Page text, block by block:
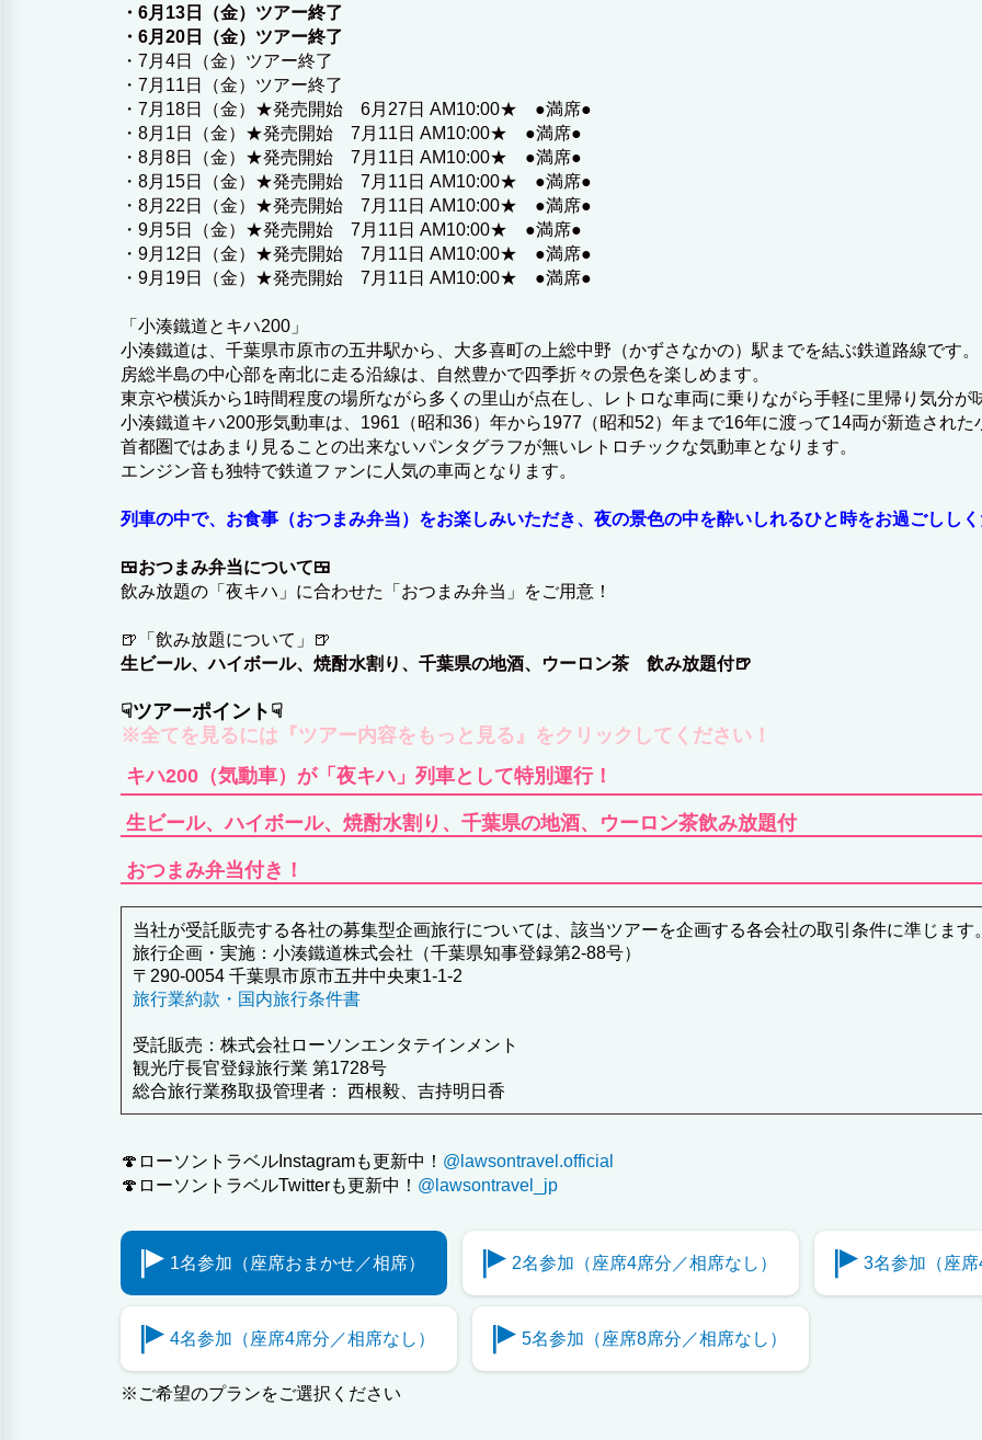
・6月13日（金）ツアー終了
・6月20日（金） ツアー終了
・7月4日（金） ツアー終了
・7月11日（金） ツアー終了
・7月18日（金） ★発売開始 6月27日 AM10:00★ ●満席●
・8月1日（金） ★発売開始 7月11日 AM10:00★ ●満席●
・8月8日（金） ★発売開始 7月11日 AM10:00★ ●満席●
・8月15日（金） ★発売開始 7月11日 AM10:00★ ●満席●
・8月22日（金） ★発売開始 7月11日 AM10:00★ ●満席●
・9月5日（金） ★発売開始 7月11日 AM10:00★ ●満席●
・9月12日（金） ★発売開始 7月11日 AM10:00★ ●満席●
・9月19日（金） ★発売開始 7月11日 AM10:00★ ●満席●
「小湊鐵道とキハ200」
小湊鐵道は、千葉県市原市の五井駅から、大多喜町の上総中野（かずさなかの）駅までを結ぶ鉄道路線です。
房総半島の中心部を南北に走る沿線は、自然豊かで四季折々の景色を楽しめます。
東京や横浜から1時間程度の場所ながら多くの里山が点在し、レトロな車両に乗りながら手軽に里帰り気分が
小湊鐵道キハ200形気動車は、1961（昭和36）年から1977（昭和52）年まで16年に渡って14両が新造され
首都圏ではあまり見ることの出来ないパンタグラフが無いレトロチックな気動車となります。
エンジン音も独特で鉄道ファンに人気の車両となります。
列車の中で、お食事（おつまみ弁当）をお楽しみいただき、夜の景色の中を酔いしれるひと時をお過ごしし
🍱おつまみ弁当について🍱
飲み放題の「夜キハ」に合わせた「おつまみ弁当」をご用意！
🍺「飲み放題について」🍺
生ビール、ハイボール、焼酎水割り、千葉県の地酒、ウーロン茶 飲み放題付🍺
☟ツアーポイント☟
※全てを見るには『ツアー内容をもっと見る』をクリックしてください！
キハ200（気動車）が「夜キハ」列車として特別運行！
生ビール、ハイボール、焼酎水割り、千葉県の地酒、ウーロン茶飲み放題付
おつまみ弁当付き！
当社が受託販売する各社の募集型企画旅行については、該当ツアーを企画する各会社の取引条件に準じます
旅行企画・実施：小湊鐵道株式会社（千葉県知事登録第2-88号）
〒290-0054 千葉県市原市五井中央東1-1-2
旅行業約款・国内旅行条件書
受託販売：株式会社ローソンエンタテインメント
観光庁長官登録旅行業 第1728号
総合旅行業務取扱管理者： 西根毅、吉持明日香
🍄ローソントラベルInstagramも更新中！ @lawsontravel.official
🍄ローソントラベルTwitterも更新中！ @lawsontravel_jp
1名参加（座席おまかせ／相席） 2名参加（座席4席分／相席なし） 3名参加（座
4名参加（座席4席分／相席なし） 5名参加（座席8席分／相席なし）
※ご希望のプランをご選択ください